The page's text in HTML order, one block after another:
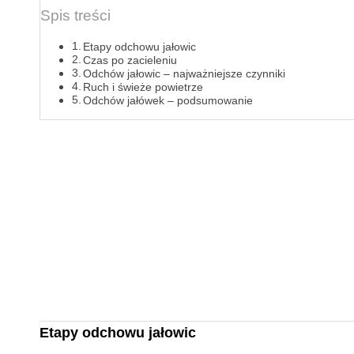
Spis treści
Etapy odchowu jałowic
Czas po zacieleniu
Odchów jałowic – najważniejsze czynniki
Ruch i świeże powietrze
Odchów jałówek – podsumowanie
Etapy odchowu jałowic